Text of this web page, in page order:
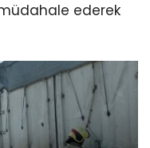
müdahale ederek